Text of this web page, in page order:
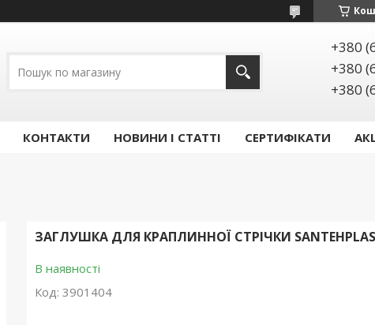
+380
+380
+380
КОНТАКТИ НОВИНИ І СТАТТІ СЕРТИФІКАТИ
ЗАГЛУШКА ДЛЯ КРАПЛИННОЇ СТРІЧКИ
В наявності
Код: 3901404